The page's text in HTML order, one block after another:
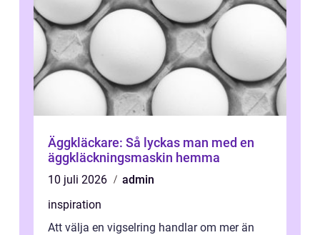
Äggkläckare: Så lyckas man med en
äggkläckningsmaskin hemma
10 juli 2026
admin
inspiration
Att välja en vigselring handlar om mer än